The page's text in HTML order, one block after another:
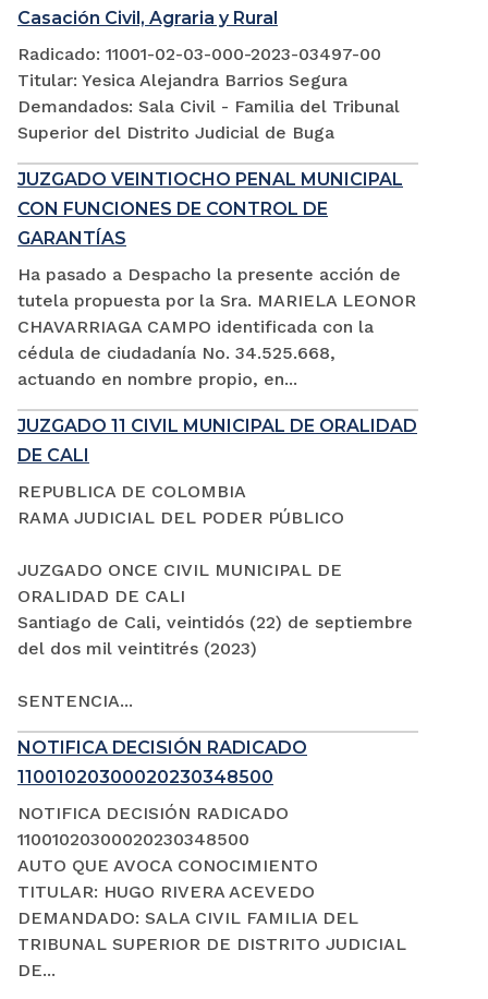
Casación Civil, Agraria y Rural
Radicado: 11001-02-03-000-2023-03497-00
Titular: Yesica Alejandra Barrios Segura
Demandados: Sala Civil - Familia del Tribunal
Superior del Distrito Judicial de Buga
JUZGADO VEINTIOCHO PENAL MUNICIPAL
CON FUNCIONES DE CONTROL DE
GARANTÍAS
Ha pasado a Despacho la presente acción de
tutela propuesta por la Sra. MARIELA LEONOR
CHAVARRIAGA CAMPO identificada con la
cédula de ciudadanía No. 34.525.668,
actuando en nombre propio, en...
JUZGADO 11 CIVIL MUNICIPAL DE ORALIDAD
DE CALI
REPUBLICA DE COLOMBIA
RAMA JUDICIAL DEL PODER PÚBLICO
JUZGADO ONCE CIVIL MUNICIPAL DE
ORALIDAD DE CALI
Santiago de Cali, veintidós (22) de septiembre
del dos mil veintitrés (2023)
SENTENCIA...
NOTIFICA DECISIÓN RADICADO
11001020300020230348500
NOTIFICA DECISIÓN RADICADO
11001020300020230348500
AUTO QUE AVOCA CONOCIMIENTO
TITULAR: HUGO RIVERA ACEVEDO
DEMANDADO: SALA CIVIL FAMILIA DEL
TRIBUNAL SUPERIOR DE DISTRITO JUDICIAL
DE...